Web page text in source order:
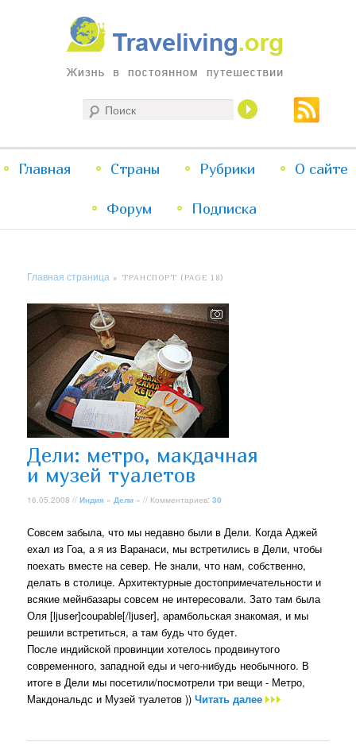
Traveliving
Жизнь в постоянном путешествии
меню
Перейти
к
Перейти
к
Главная Страны Рубрики О сайте
Форум Подписка
Главная страница » ТРАНСПОРТ (PAGE 18)
Дели: метро, макдачная
и музей туалетов
16.05.2008 //Индия » Дели » // Комментариев:30
Совсем забыла, что мы недавно были в Дели. Когда Аджей
ехал из Гоа, а я из Варанаси, мы встретились в Дели, чтобы
поехать вместе на север. Не знали, что нам, собственно,
делать в столице. Архитектурные достопримечательности и
всякие мейнбазары совсем не интересовали. Зато там была
Оля [ljuser]coupable[/ljuser], арамбольская знакомая, и мы
решили встретиться, а там будь что будет.
После индийской провинции хотелось продвинутого
современного, западной еды и чего-нибудь необычного. В
итоге в Дели мы посетили/посмотрели три вещи - Метро,
Макдональдс и Музей туалетов ))Читать далее